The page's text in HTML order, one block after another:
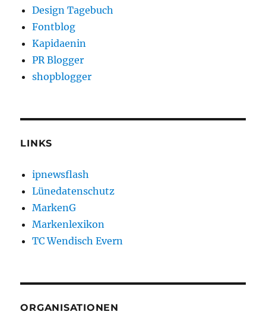
Design Tagebuch
Fontblog
Kapidaenin
PR Blogger
shopblogger
LINKS
ipnewsflash
Lünedatenschutz
MarkenG
Markenlexikon
TC Wendisch Evern
ORGANISATIONEN